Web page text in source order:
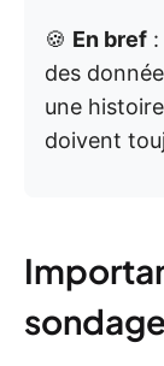
🍪 En bref
des
une
doivent
sondage